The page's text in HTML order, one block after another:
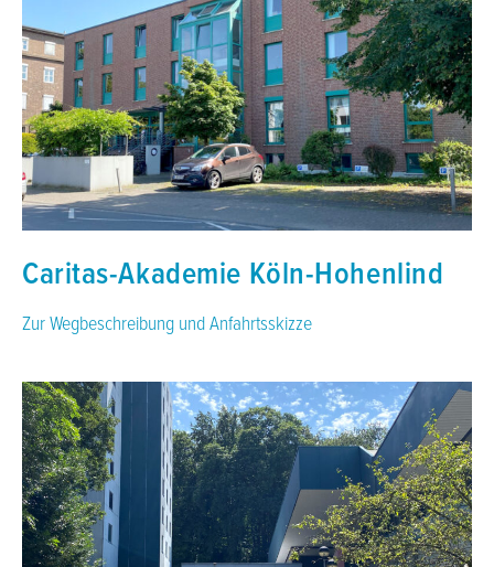
Caritas-Akademie Köln-Hohenlind
Zur Wegbeschreibung und Anfahrtsskizze